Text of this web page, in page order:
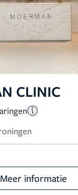
CLINIC
Meer informatie